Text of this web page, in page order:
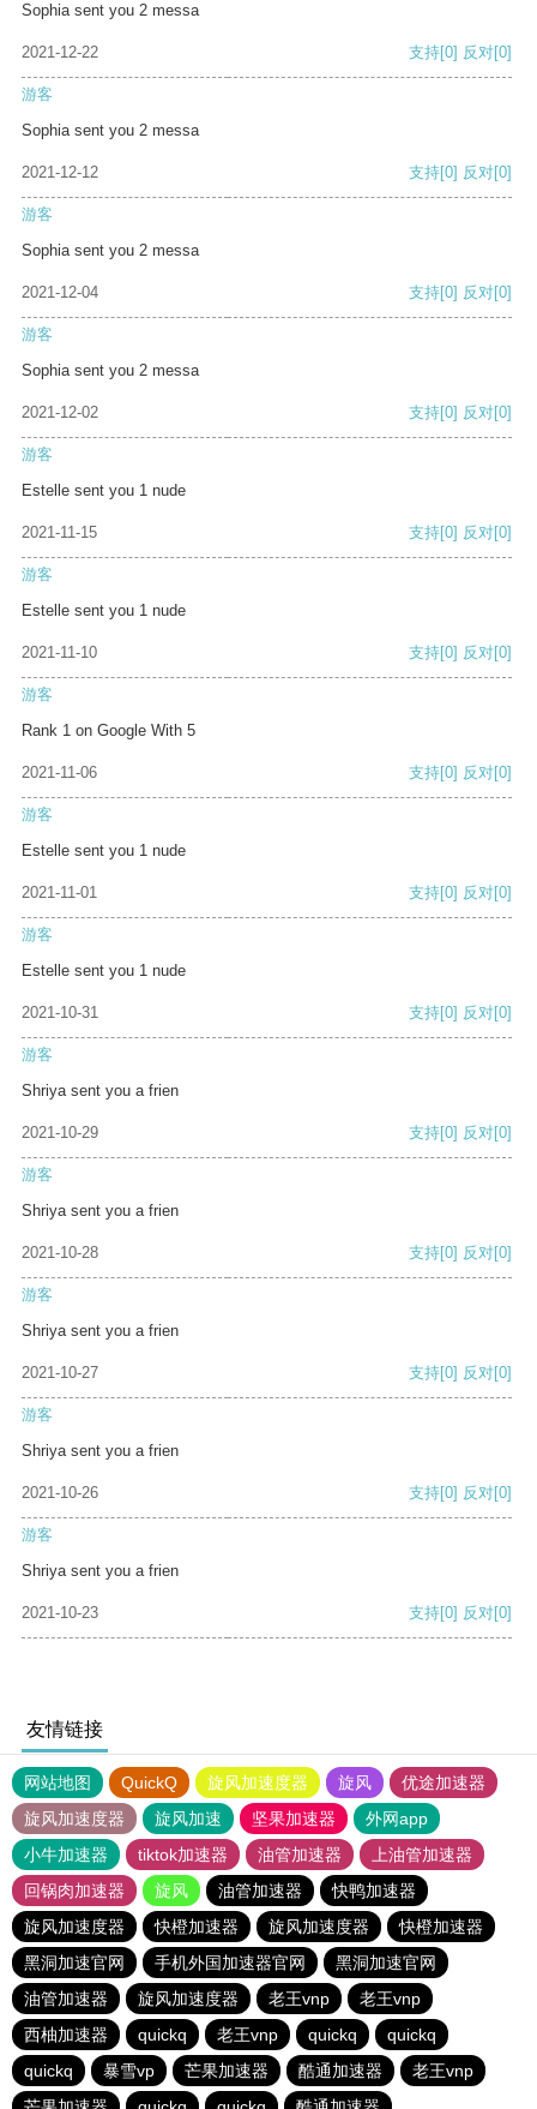
Sophia sent you 2 messa
2021-12-22 支持[0] 反对[0]
游客
Sophia sent you 2 messa
2021-12-12 支持[0] 反对[0]
游客
Sophia sent you 2 messa
2021-12-04 支持[0] 反对[0]
游客
Sophia sent you 2 messa
2021-12-02 支持[0] 反对[0]
游客
Estelle sent you 1 nude
2021-11-15 支持[0] 反对[0]
游客
Estelle sent you 1 nude
2021-11-10 支持[0] 反对[0]
游客
Rank 1 on Google With 5
2021-11-06 支持[0] 反对[0]
游客
Estelle sent you 1 nude
2021-11-01 支持[0] 反对[0]
游客
Estelle sent you 1 nude
2021-10-31 支持[0] 反对[0]
游客
Shriya sent you a frien
2021-10-29 支持[0] 反对[0]
游客
Shriya sent you a frien
2021-10-28 支持[0] 反对[0]
游客
Shriya sent you a frien
2021-10-27 支持[0] 反对[0]
游客
Shriya sent you a frien
2021-10-26 支持[0] 反对[0]
游客
Shriya sent you a frien
2021-10-23 支持[0] 反对[0]
友情链接
网站地图 QuickQ 旋风加速度器 旋风
优途加速器
旋风加速度器
旋风加速 坚果加速器
外网app
小牛加速器
tiktok加速器 油管加速器
上油管加速器
回锅肉加速器
旋风 油管加速器
快鸭加速器
旋风加速度器
快橙加速器 旋风加速度器
快橙加速器
黑洞加速官网
手机外国加速器官网
黑洞加速官网
油管加速器
旋风加速度器 老王vnp
老王vnp
西柚加速器
quickq 老王vnp quickq
quickq
quickq
暴雪vp 芒果加速器 酷通加速器
老王vnp